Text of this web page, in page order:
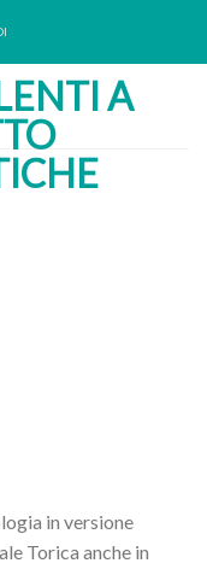
in versione
Torica anche in